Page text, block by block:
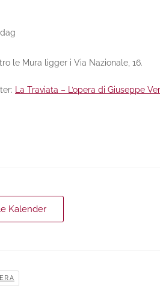
le Mura ligger i Via Nazionale, 16.
La Traviata – L’opera di Giuseppe
Kalender